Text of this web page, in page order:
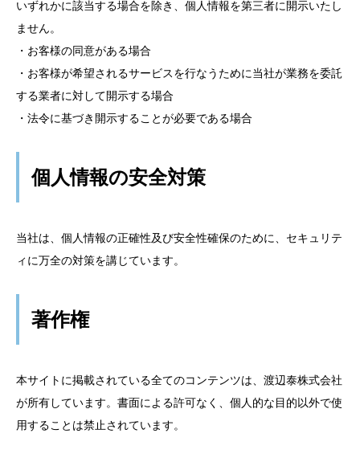
いずれかに該当する場合を除き、個人情報を第三者に開示いたし
ません。
・お客様の同意がある場合
・お客様が希望されるサービスを行なうために当社が業務を委託
する業者に対して開示する場合
・法令に基づき開示することが必要である場合
個人情報の安全対策
当社は、個人情報の正確性及び安全性確保のために、セキュリテ
ィに万全の対策を講じています。
著作権
本サイトに掲載されている全てのコンテンツは、渡辺泰株式会社
が所有しています。書面による許可なく、個人的な目的以外で使
用することは禁止されています。